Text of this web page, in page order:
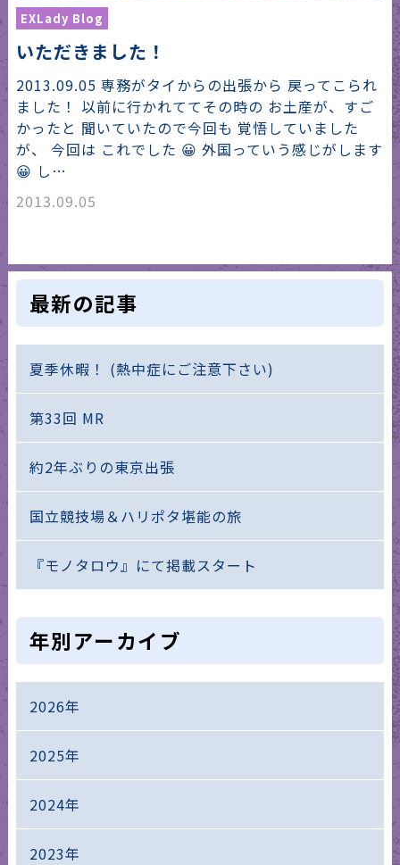
EXLady Blog
いただきました！
2013.09.05 専務がタイからの出張から 戻ってこられ
ました！ 以前に行かれててその時の お土産が、すご
かったと 聞いていたので今回も 覚悟していました
が、 今回は これでした 😀 外国っていう感じがします
😀 し…
2013.09.05
最新の記事
夏季休暇！ (熱中症にご注意下さい)
第33回 MR
約2年ぶりの東京出張
国立競技場＆ハリポタ堪能の旅
『モノタロウ』にて掲載スタート
年別アーカイブ
2026年
2025年
2024年
2023年